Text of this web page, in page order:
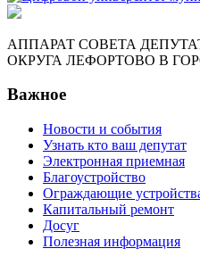
АППАРАТ СОВЕТА
ОКРУГА ЛЕФОРТОВО В
Важное
Новости и события
Узнать кто ваш депутат
Электронная приемная
Благоустройство
Ограждающие
Капитальный ремонт
Досуг
Полезная информация